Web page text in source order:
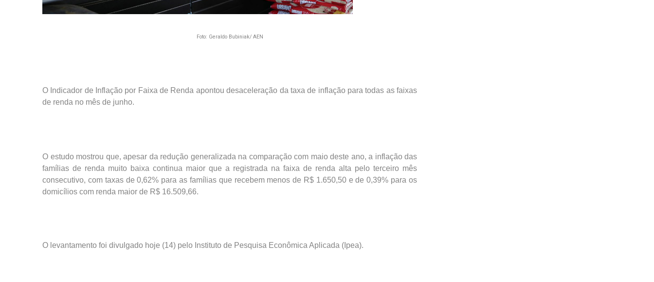
Foto: Geraldo Bubiniak/ AEN
O Indicador de Inflação por Faixa de Renda apontou desaceleração da taxa de inflação para todas as faixas
de renda no mês de junho.
O estudo mostrou que, apesar da redução generalizada na comparação com maio deste ano, a inflação das
famílias de renda muito baixa continua maior que a registrada na faixa de renda alta pelo terceiro mês
consecutivo, com taxas de 0,62% para as famílias que recebem menos de R$ 1.650,50 e de 0,39% para os
domicílios com renda maior de R$ 16.509,66.
O levantamento foi divulgado hoje (14) pelo Instituto de Pesquisa Econômica Aplicada (Ipea).